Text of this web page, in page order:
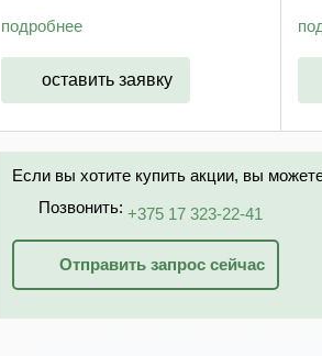
медучреждений. Медицинский
подробнее
оставить заявку
Если вы хотите купить акции, вы
Позвонить: +375 17 323-22-41
Отправить запрос сейчас